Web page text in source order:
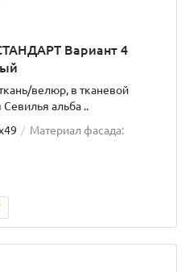
Вариант 4
велюр, в тканевой
альба ..
Материал фасада: